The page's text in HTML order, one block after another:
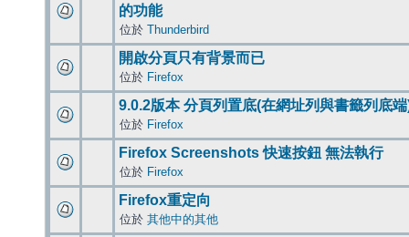
的功能
位於 Thunderbird
開啟分頁只有背景而已
位於 Firefox
9.0.2版本 分頁列置底(在網址列與書籤列底
位於 Firefox
Firefox Screenshots 快速按鈕 無法執行
位於 Firefox
Firefox重定向
位於 其他中的其他